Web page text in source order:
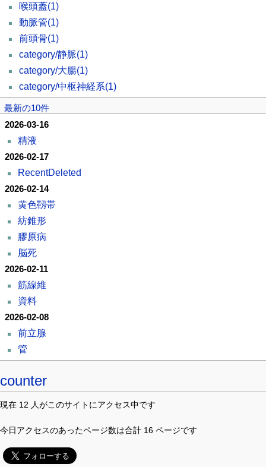
喉頭蓋(1)
動脈管(1)
前頭骨(1)
category/静脈(1)
category/大腸(1)
category/中枢神経系(1)
最新の10件
2026-03-16
精液
2026-02-17
RecentDeleted
2026-02-14
黄色靱帯
紡錐形
膠原病
脳死
2026-02-11
筋線維
資料
2026-02-08
前立腺
管
counter
現在 12 人がこのサイトにアクセス中です
今日アクセスのあったページ数は合計 16 ページです